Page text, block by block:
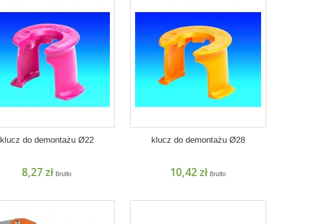
klucz do demontażu Ø22
8,27 zł Brutto
klucz do demontażu Ø28
10,42 zł Brutto